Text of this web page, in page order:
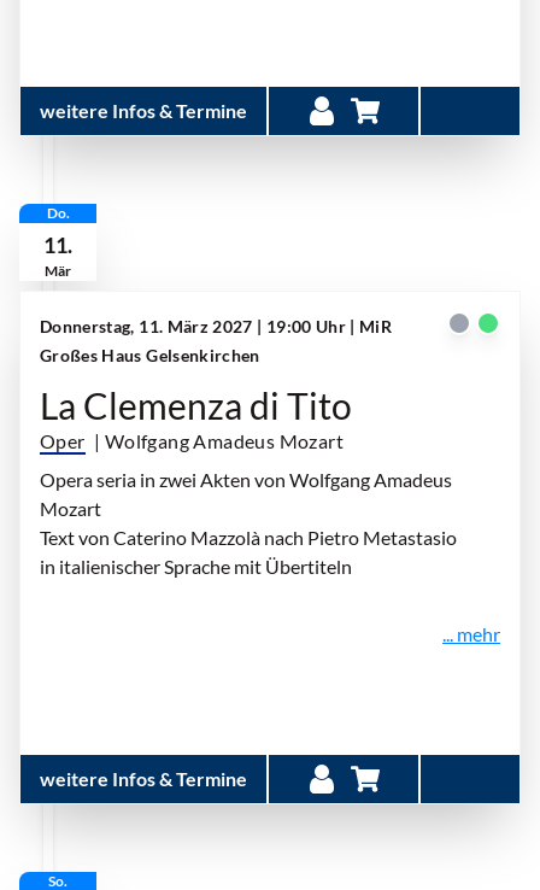
weitere Infos & Termine
Do.
11.
Mär
Donnerstag, 11. März 2027 | 19:00 Uhr | MiR
Großes Haus Gelsenkirchen
La Clemenza di Tito
Oper | Wolfgang Amadeus Mozart
Opera seria in zwei Akten von Wolfgang Amadeus
Mozart
Text von Caterino Mazzolà nach Pietro Metastasio
in italienischer Sprache mit Übertiteln
... mehr
weitere Infos & Termine
So.